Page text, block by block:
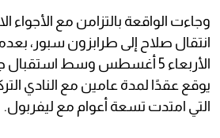
وجاءت الواقعة بالتزامن مع الأجواء
انتقال صلاح إلى طرابزون سبور،
الأربعاء 5 أغسطس وسط
يوقع عقدًا لمدة عامين مع النادي
التي امتدت تسعة أعوام مع ليفربول.